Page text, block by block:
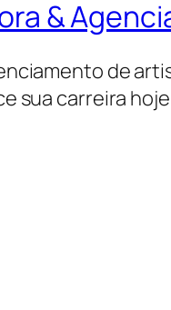
&
de
sua carreira